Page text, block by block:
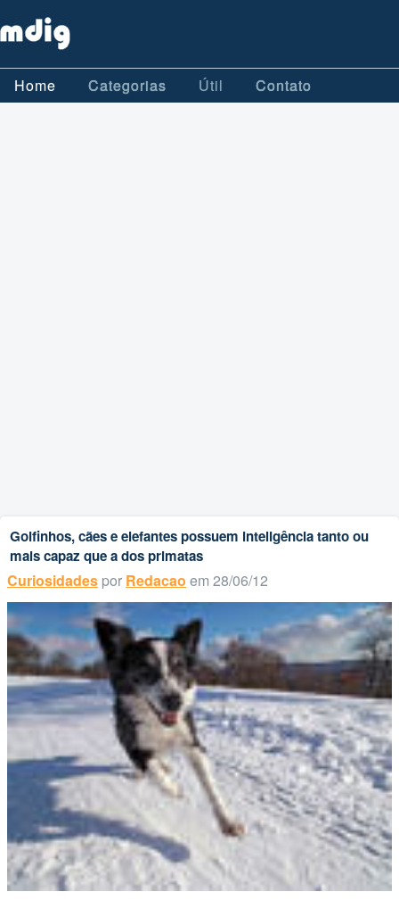
Home Categorias Útil Contato
Golfinhos, cães e elefantes possuem inteligência tanto ou
mais capaz que a dos primatas
Curiosidades por Redacao em 28/06/12